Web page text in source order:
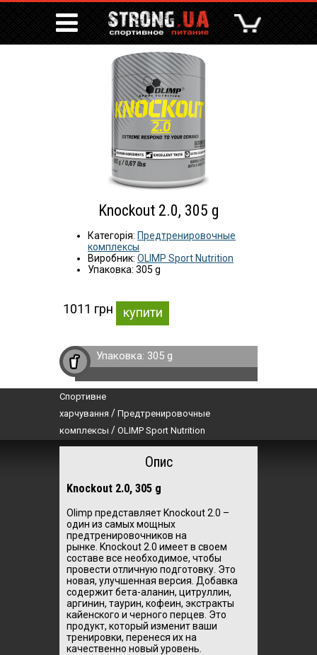
Knockout 2.0, 305 g
Категорія: Предтренировочные
комплексы
Виробник: OLIMP Sport Nutrition
Упаковка: 305 g
1011 грн купити
Упаковка: 305 g
Спортивне
харчування / Предтренировочные
комплексы / OLIMP Sport Nutrition
Опис
Knockout 2.0, 305 g
Olimp представляет Knockout 2.0 –
один из самых мощных
предтренировочников на
рынке. Knockout 2.0 имеет в своем
составе все необходимое, чтобы
провести отличную подготовку. Это
новая, улучшенная версия. Добавка
содержит бета-аланин, цитруллин,
аргинин, таурин, кофеин, экстракты
кайенского и черного перцев. Это
продукт, который изменит ваши
тренировки, перенеся их на
качественно новый уровень.